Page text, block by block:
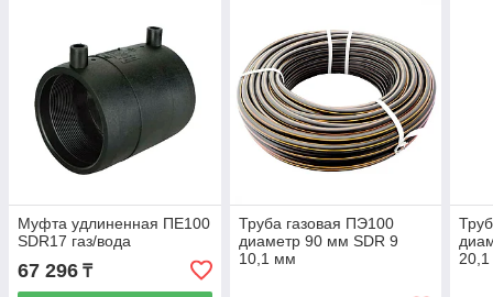
Муфта удлиненная ПЕ100
SDR17 газ/вода
67 296 ₸
Труба газовая ПЭ100
диаметр 90 мм SDR 9
10,1 мм